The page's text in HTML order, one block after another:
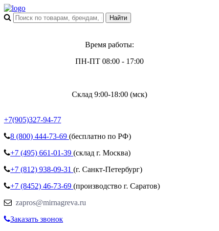
Время работы:
ПН-ПТ 08:00 - 17:00
Склад 9:00-18:00 (мск)
+7(905)327-94-77
8 (800) 444-73-69 (бесплатно по РФ)
+7 (495) 661-01-39 (склад г. Москва)
+7 (812) 938-09-31 (г. Санкт-Петербург)
+7 (8452) 46-73-69 (производство г. Саратов)
zapros@mirnagreva.ru
Заказать звонок